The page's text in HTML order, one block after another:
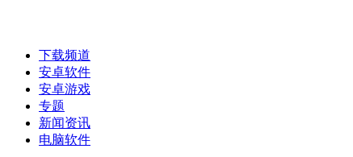
下载频道
安卓软件
安卓游戏
专题
新闻资讯
电脑软件